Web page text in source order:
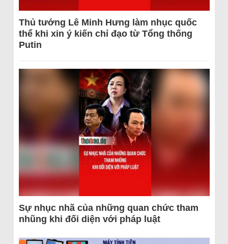
Thủ tướng Lê Minh Hưng làm nhục quốc
thể khi xin ý kiến chỉ đạo từ Tổng thống
Putin
Sự nhục nhã của những quan chức tham
nhũng khi đối diện với pháp luật